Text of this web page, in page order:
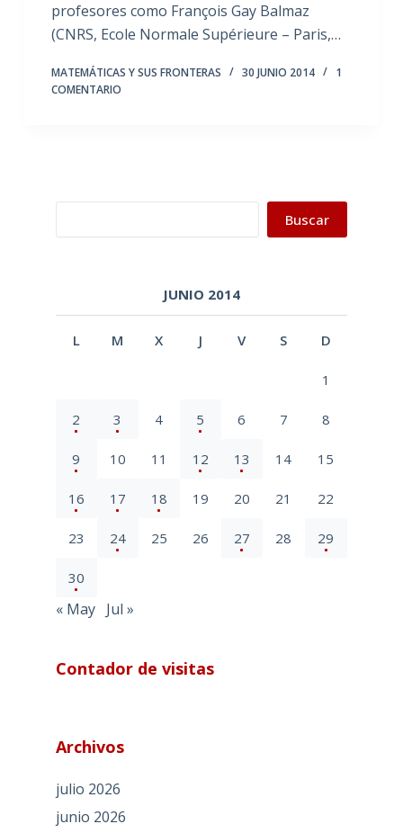
profesores como François Gay Balmaz
(CNRS, Ecole Normale Supérieure – Paris,…
MATEMÁTICAS Y SUS FRONTERAS 30 JUNIO 2014
1
COMENTARIO
Buscar
JUNIO 2014
L M X J V S D
1
2 3 4 5 6 7 8
9 10 11 12 13 14 15
16 17 18 19 20 21 22
23 24 25 26 27 28 29
30
« May Jul »
Contador de visitas
Archivos
julio 2026
junio 2026